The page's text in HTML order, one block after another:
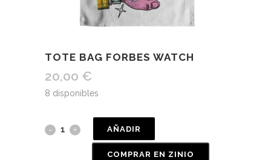
TOTE BAG FORBES WATCH
20,00 €
8 disponibles
AÑADIR
COMPRAR EN ZINIO